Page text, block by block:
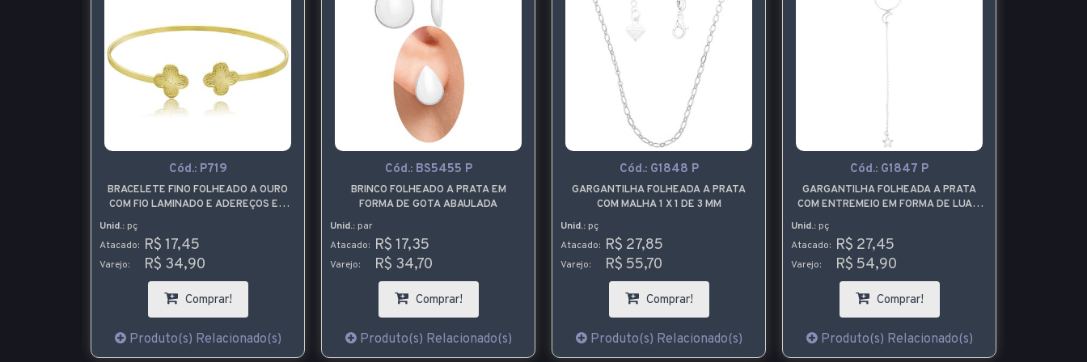
Cód.: P719
BRACELETE FINO FOLHEADO A OURO
COM FIO LAMINADO E ADEREÇOS EM
Unid.: pç
Atacado: R$ 17,45
Varejo: R$ 34,90
Comprar!
Produto(s) Relacionado(s)
Cód.: BS5455 P
BRINCO FOLHEADO A PRATA EM
FORMA DE GOTA ABAULADA
Unid.: par
Atacado: R$ 17,35
Varejo: R$ 34,70
Comprar!
Produto(s) Relacionado(s)
Cód.: G1848 P
GARGANTILHA FOLHEADA A PRATA
COM MALHA 1 X 1 DE 3 MM
Unid.: pç
Atacado: R$ 27,85
Varejo: R$ 55,70
Comprar!
Produto(s) Relacionado(s)
Cód.: G1847 P
GARGANTILHA FOLHEADA A PRATA
COM ENTREMEIO EM FORMA DE LUA E
Unid.: pç
Atacado: R$ 27,45
Varejo: R$ 54,90
Comprar!
Produto(s) Relacionado(s)